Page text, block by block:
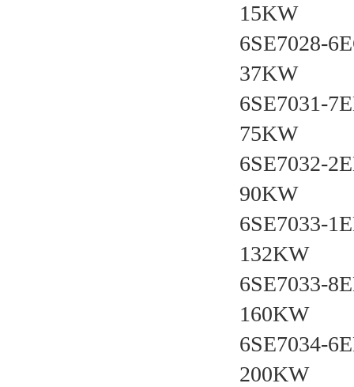
15KW
6SE7028-
37KW
6SE7031-
75KW
6SE7032-
90KW
6SE7033-
132KW
6SE7033-
160KW
6SE7034-
200KW